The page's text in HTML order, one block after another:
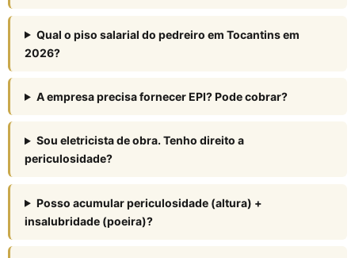
Qual o piso salarial do pedreiro em Tocantins em
2026?
A empresa precisa fornecer EPI? Pode cobrar?
Sou eletricista de obra. Tenho direito a
periculosidade?
Posso acumular periculosidade (altura) +
insalubridade (poeira)?